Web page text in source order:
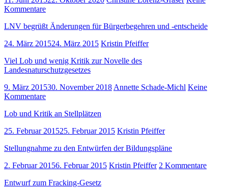
Kommentare
LNV begrüßt Änderungen für Bürgerbegehren und -entscheide
24. März 201524. März 2015 Kristin Pfeiffer
Viel Lob und wenig Kritik zur Novelle des
Landesnaturschutzgesetzes
9. März 201530. November 2018 Annette Schade-Michl Keine
Kommentare
Lob und Kritik an Stellplätzen
25. Februar 201525. Februar 2015 Kristin Pfeiffer
Stellungnahme zu den Entwürfen der Bildungspläne
2. Februar 20156. Februar 2015 Kristin Pfeiffer 2 Kommentare
Entwurf zum Fracking-Gesetz